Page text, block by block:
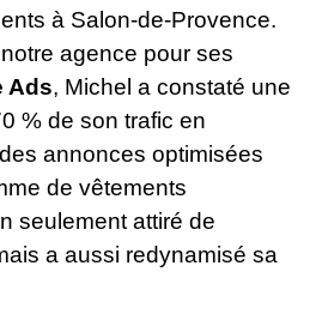
à Salon-de-Provence.
agence pour ses
Ads, Michel a constaté une
% de son trafic en
annonces optimisées
de vêtements
seulement attiré de
a aussi redynamisé sa